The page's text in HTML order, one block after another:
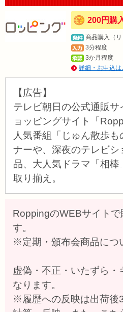
200円購
商品購入（リ
3分程度
3か月程度
詳細・お申込は
【広告】
テレビ朝日の公式通販
ョッピングサイト「
人気番組「じゅん散歩
ナーや、深夜のテレビ
品、大人気ドラマ「相
取り揃え。
RoppingのWEBサイト
す。
※定期・頒布会商品につ
虚偽・不正・いたずら
なります。
※履歴への反映は出荷後